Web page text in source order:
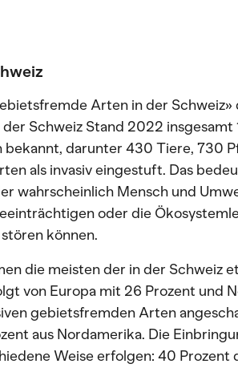
Arten in der Schweiz»
der Schweiz Stand 2022
darunter 430 Tiere, 730
als invasiv eingestuft. Das
wahrscheinlich Mensch und
oder die
können.
die meisten der in der Schweiz
von Europa mit 26 Prozent und
gebietsfremden Arten
aus Nordamerika. Die
Weise erfolgen: 40